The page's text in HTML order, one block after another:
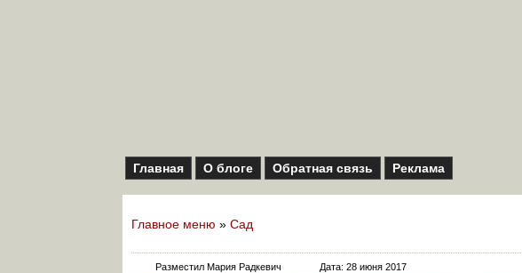
Главная О блоге Обратная связь Реклама
Главное меню » Сад
Разместил Мария Радкевич Дата: 28 июня 2017